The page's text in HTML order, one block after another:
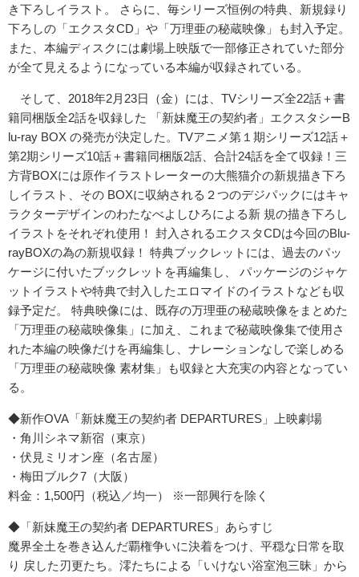
き下ろしイラスト。 さらに、毎シリーズ恒例の特典、新規録り
下ろしの「エクスタCD」や「万理亜の秘蔵映像」も封入予定。
また、本編ディスクには劇場上映版で一部修正されていた部分
が全て見えるようになっている本編が収録されている。
そして、2018年2月23日（金）には、TVシリーズ全22話＋書
籍同梱版全2話を収録した 「新妹魔王の契約者」エクスタシーB
lu-ray BOX の発売が決定した。TVアニメ第１期シリーズ12話＋
第2期シリーズ10話＋書籍同梱版2話、合計24話を全て収録！三
方背BOXには原作イラストレーターの大熊猫介の新規描き下ろ
しイラスト、その BOXに収納される２つのデジパックにはキャ
ラクターデザインのわたなべよしひろによる新 規の描き下ろし
イラストをそれぞれ使用！ 封入されるエクスタCDは今回のBlu-
rayBOXの為の新規収録！ 特典ブックレットには、過去のパッ
ケージに付いたブックレットを再編集し、 パッケージのジャケ
ットイラストや特典で封入したエロマイドのイラストなども収
録予定だ。 特典映像には、既存の万理亜の秘蔵映像をまとめた
「万理亜の秘蔵映像集」に加え、これまで秘蔵映像集で使用さ
れた本編の映像だけを再編集し、ナレーションなしで楽しめる
「万理亜の秘蔵映像 素材集」も収録と大充実の内容となってい
る。
◆新作OVA「新妹魔王の契約者 DEPARTURES」上映劇場
・角川シネマ新宿（東京）
・伏見ミリオン座（名古屋）
・梅田ブルク7（大阪）
料金：1,500円（税込／均一） ※一部興行を除く
◆「新妹魔王の契約者 DEPARTURES」あらすじ
魔界全土を巻き込んだ覇権争いに決着をつけ、平穏な日常を取
り 戻した刃更たち。澪たちによる「いけない浴室泡三昧」から